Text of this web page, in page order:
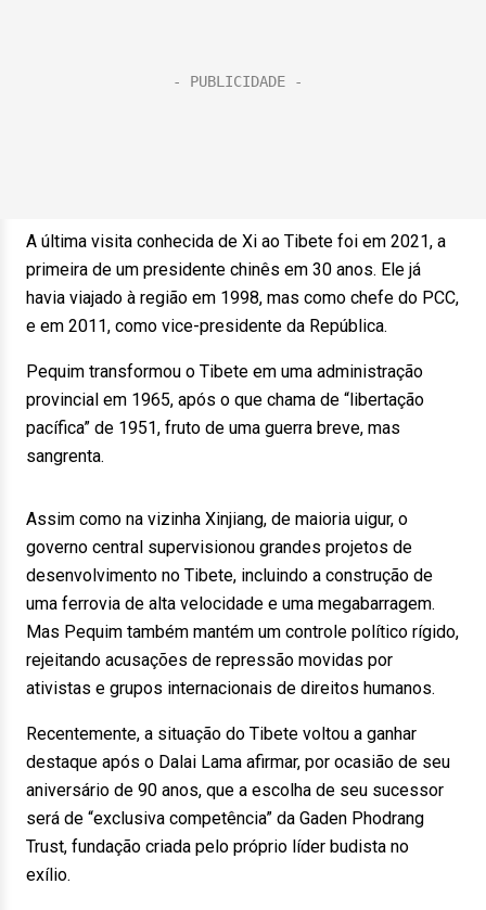
A última visita conhecida de Xi ao Tibete foi em 2021, a
primeira de um presidente chinês em 30 anos. Ele já
havia viajado à região em 1998, mas como chefe do PCC,
e em 2011, como vice-presidente da República.
Pequim transformou o Tibete em uma administração
provincial em 1965, após o que chama de “libertação
pacífica” de 1951, fruto de uma guerra breve, mas
sangrenta.
Assim como na vizinha Xinjiang, de maioria uigur, o
governo central supervisionou grandes projetos de
desenvolvimento no Tibete, incluindo a construção de
uma ferrovia de alta velocidade e uma megabarragem.
Mas Pequim também mantém um controle político rígido,
rejeitando acusações de repressão movidas por
ativistas e grupos internacionais de direitos humanos.
Recentemente, a situação do Tibete voltou a ganhar
destaque após o Dalai Lama afirmar, por ocasião de seu
aniversário de 90 anos, que a escolha de seu sucessor
será de “exclusiva competência” da Gaden Phodrang
Trust, fundação criada pelo próprio líder budista no
exílio.